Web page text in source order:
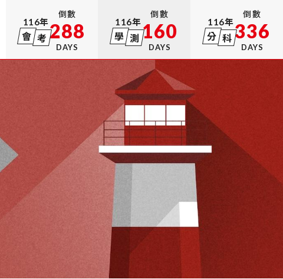
116年
會 考
倒數
288
DAYS
116年
學 測
倒數
160
DAYS
116年
分 科
倒數
336
DAYS